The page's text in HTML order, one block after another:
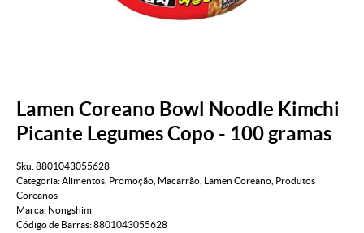
Lamen Coreano Bowl Noodle Kimchi
Picante Legumes Copo - 100 gramas
Sku:8801043055628
Categoria:Alimentos Promoção Macarrão Lamen Coreano Produtos
Coreanos
Marca: Nongshim
Código de Barras:8801043055628